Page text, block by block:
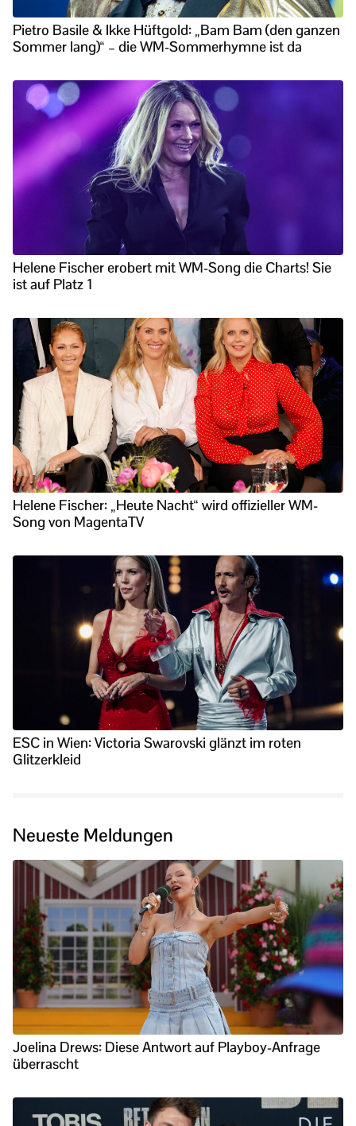
Pietro Basile & Ikke Hüftgold: „Bam Bam (den ganzen
Sommer lang)“ – die WM-Sommerhymne ist da
Helene Fischer erobert mit WM-Song die Charts! Sie
ist auf Platz 1
Helene Fischer: „Heute Nacht“ wird offizieller WM-
Song von MagentaTV
ESC in Wien: Victoria Swarovski glänzt im roten
Glitzerkleid
Neueste Meldungen
Joelina Drews: Diese Antwort auf Playboy-Anfrage
überrascht